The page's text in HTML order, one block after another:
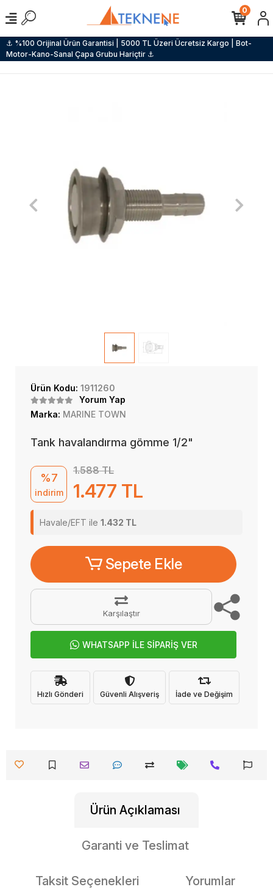
⚓ %100 Orijinal Ürün Garantisi | 5000 TL Üzeri Ücretsiz Kargo | Bot-
Motor-Kano-Sanal Çapa Grubu Hariçtir ⚓
0
Ürün Kodu: 1911260
Yorum Yap
Marka: MARINE TOWN
Tank havalandırma gömme 1/2"
%7
indirim
1.588 TL
1.477 TL
Havale/EFT ile 1.432 TL
Sepete Ekle
Karşılaştır
WHATSAPP İLE SİPARİŞ VER
Hızlı Gönderi Güvenli Alışveriş İade ve Değişim
Ürün Açıklaması
Garanti ve Teslimat
Taksit Seçenekleri Yorumlar